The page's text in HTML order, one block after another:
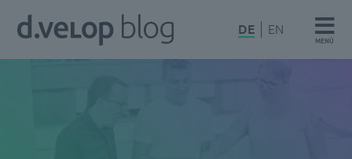
Zum
Inhalt
d.velop
DE EN
MENÜ